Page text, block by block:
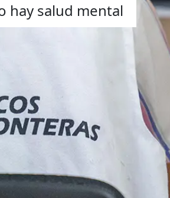
hay salud mental